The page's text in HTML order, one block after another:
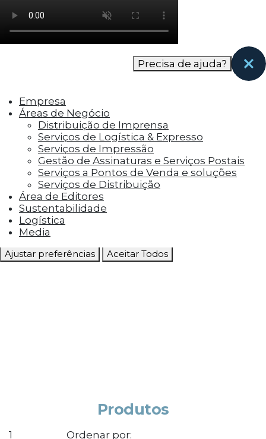
como os visitantes interagem com o site. Esses
cookies ajudam a fornecer informações sobre
as métricas do número de visitantes, taxa de
rejeição, origem do tráfego, etc.
funcionalidades, como compartilhar o
conteúdo do site em plataformas de social
media, coletar feedbacks e outros recursos de
terceiros.
Cookies Marketing
Os cookies de marketing são usados para
entregar aos visitantes anúncios
personalizados com base nas páginas que eles
visitaram antes e analisar a eficácia da
campanha publicitária.
Ajustar preferências Aceitar Todos
Precisa de ajuda?
Empresa
Áreas de Negócio
Distribuição de Imprensa
Serviços de Logística & Expresso
Serviços de Impressão
Gestão de Assinaturas e Serviços Postais
Serviços a Pontos de Venda e soluções
Serviços de Distribuição
Área de Editores
Sustentabilidade
Logística
Media
Produtos
1
Ordenar por: